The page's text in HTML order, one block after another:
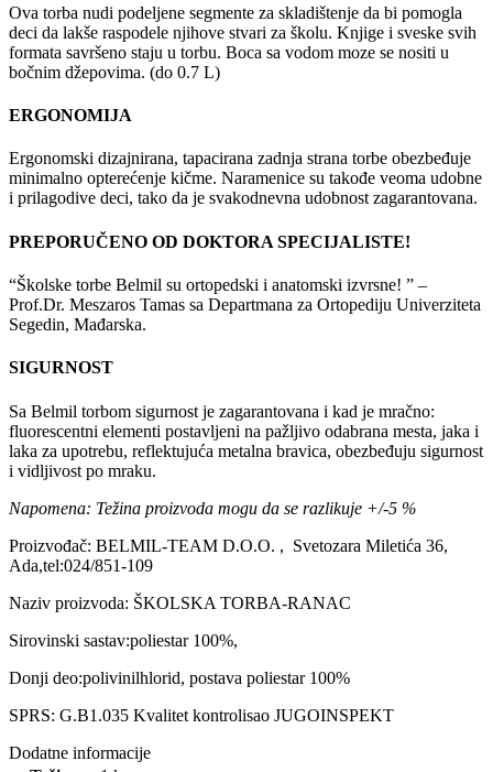
Ova torba nudi podeljene segmente za skladištenje da bi pomogla
deci da lakše raspodele njihove stvari za školu. Knjige i sveske svih
formata savršeno staju u torbu. Boca sa vodom moze se nositi u
bočnim džepovima. (do 0.7 L)
ERGONOMIJA
Ergonomski dizajnirana, tapacirana zadnja strana torbe obezbeđuje
minimalno opterećenje kičme. Naramenice su takođe veoma udobne
i prilagodive deci, tako da je svakodnevna udobnost zagarantovana.
PREPORUČENO OD DOKTORA SPECIJALISTE!
“Školske torbe Belmil su ortopedski i anatomski izvrsne! ” –
Prof.Dr. Meszaros Tamas sa Departmana za Ortopediju Univerziteta
Segedin, Mađarska.
SIGURNOST
Sa Belmil torbom sigurnost je zagarantovana i kad je mračno:
fluorescentni elementi postavljeni na pažljivo odabrana mesta, jaka i
laka za upotrebu, reflektujuća metalna bravica, obezbeđuju sigurnost
i vidljivost po mraku.
Napomena: Težina proizvoda mogu da se razlikuje +/-5 %
Proizvođač: BELMIL-TEAM D.O.O. , Svetozara Miletića 36,
Ada,tel:024/851-109
Naziv proizvoda: ŠKOLSKA TORBA-RANAC
Sirovinski sastav:poliestar 100%,
Donji deo:polivinilhlorid, postava poliestar 100%
SPRS: G.B1.035 Kvalitet kontrolisao JUGOINSPEKT
Dodatne informacije